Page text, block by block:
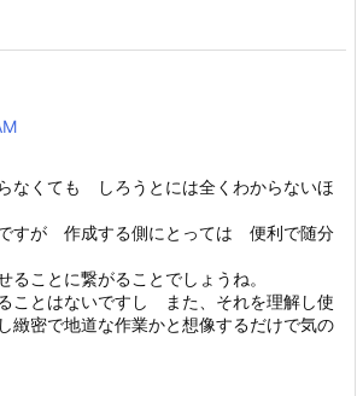
なくても しろうとには全くわからないほ
すが 作成する側にとっては 便利で随分
ることに繋がることでしょうね。
ことはないですし また、それを理解し使
密で地道な作業かと想像するだけで気の